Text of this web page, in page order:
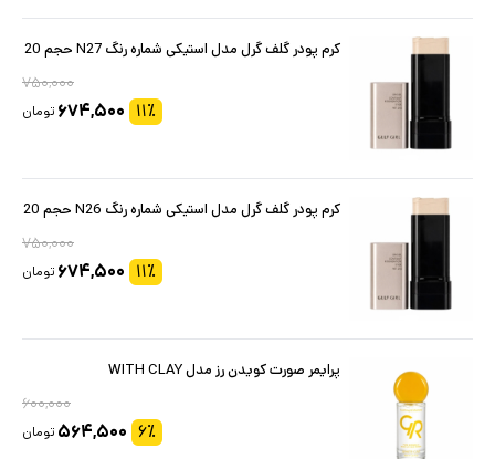
کرم پودر گلف گرل مدل استیکی شماره رنگ N27 حجم 20
۷۵۰,۰۰۰
۱۱٪ ۶۷۴,۵۰۰ تومان
کرم پودر گلف گرل مدل استیکی شماره رنگ N26 حجم 20
۷۵۰,۰۰۰
۱۱٪ ۶۷۴,۵۰۰ تومان
پرایمر صورت کویدن رز مدل WITH CLAY
۶۰۰,۰۰۰
۶٪ ۵۶۴,۵۰۰ تومان